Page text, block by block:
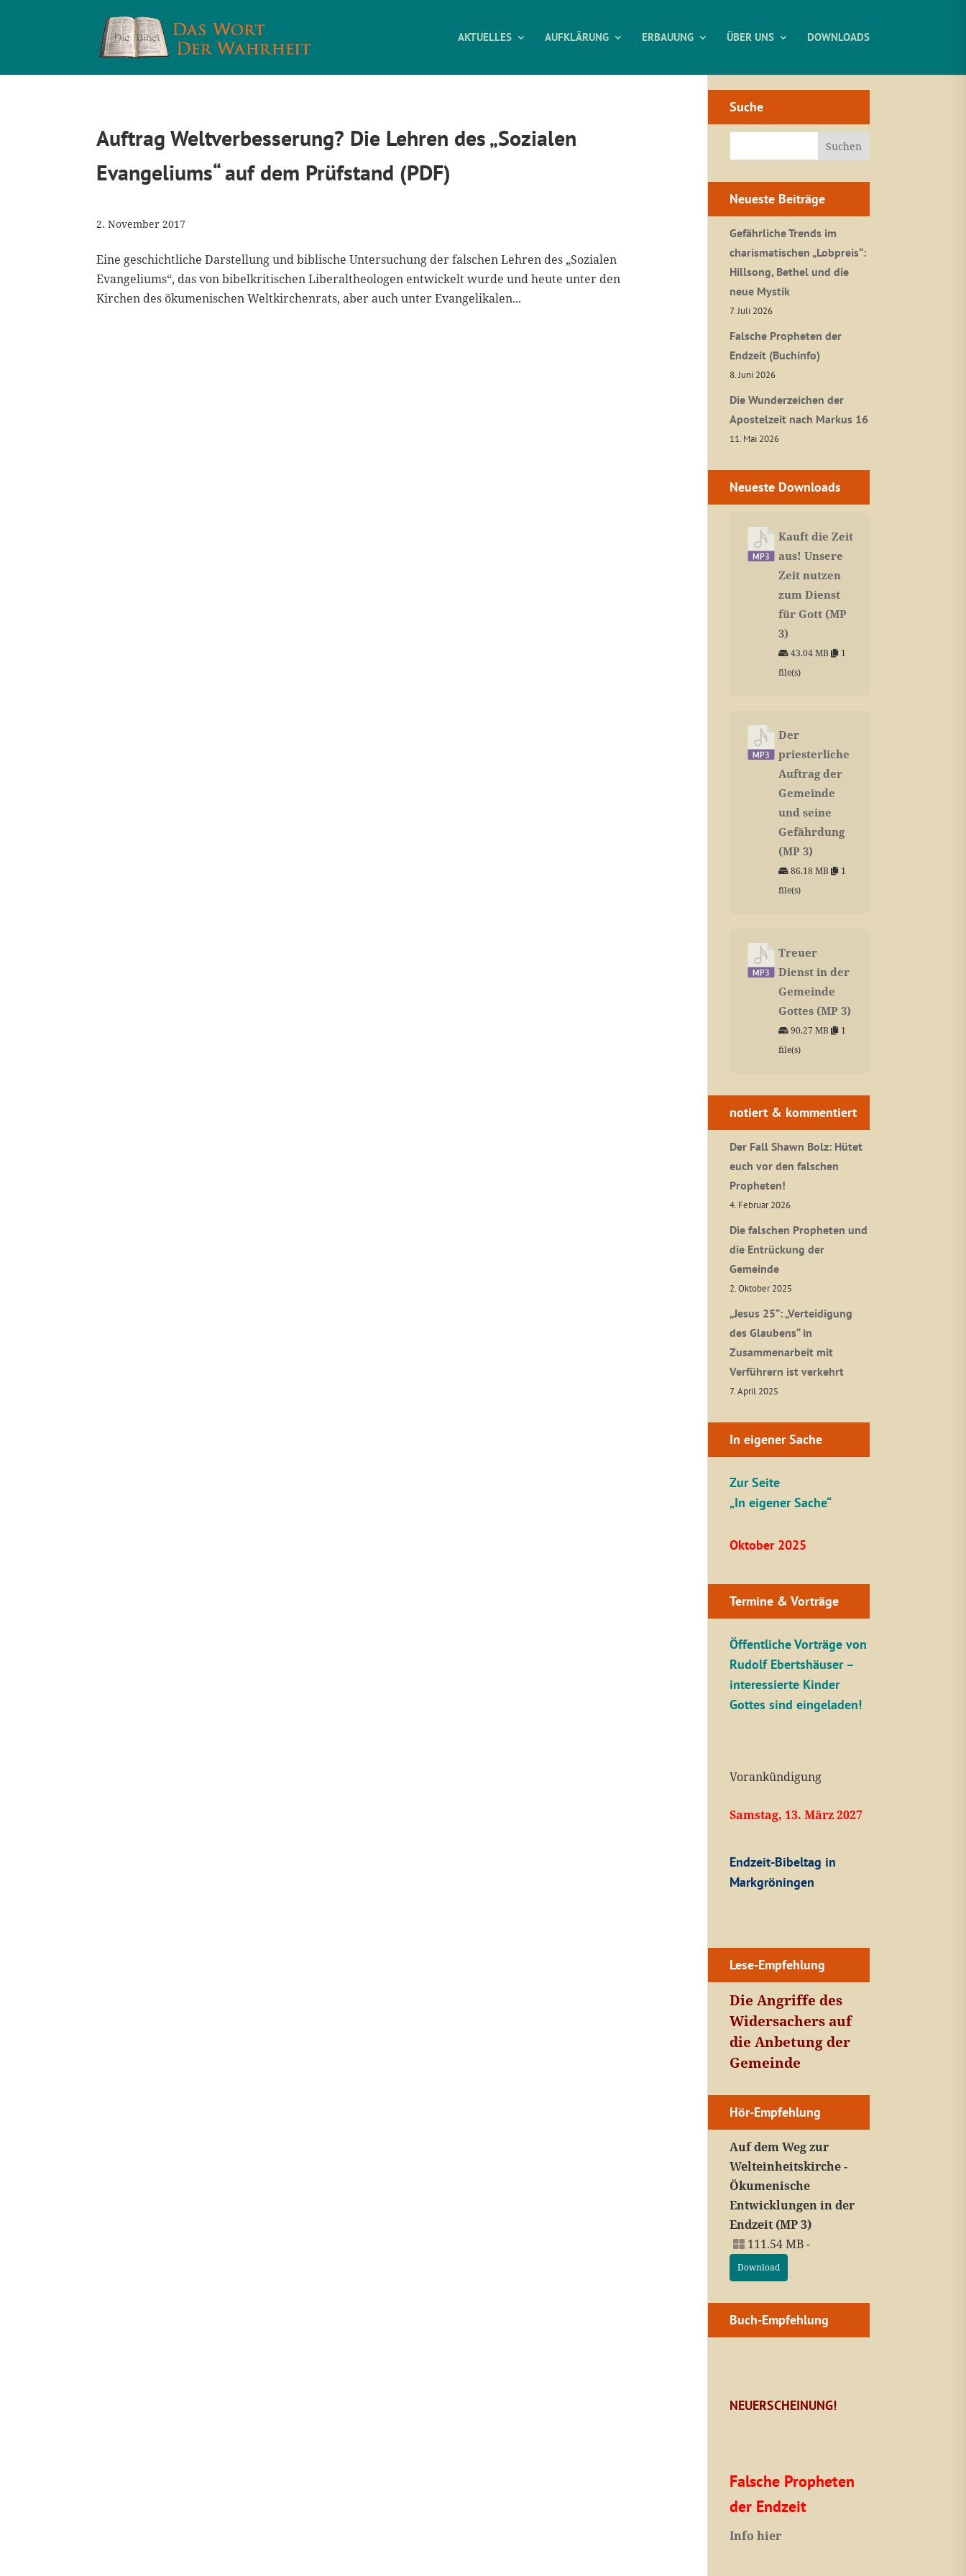
AKTUELLES AUFKLÄRUNG ERBAUUNG ÜBER UNS DOWNLOADS
Auftrag Weltverbesserung? Die Lehren des „Sozialen
Evangeliums“ auf dem Prüfstand (PDF)
2. November 2017
Eine geschichtliche Darstellung und biblische Untersuchung der falschen Lehren des „Sozialen
Evangeliums“, das von bibelkritischen Liberaltheologen entwickelt wurde und heute unter den
Kirchen des ökumenischen Weltkirchenrats, aber auch unter Evangelikalen...
Suche
Neueste Beiträge
Gefährliche Trends im
charismatischen „Lobpreis“:
Hillsong, Bethel und die
neue Mystik
7. Juli 2026
Falsche Propheten der
Endzeit (Buchinfo)
8. Juni 2026
Die Wunderzeichen der
Apostelzeit nach Markus 16
11. Mai 2026
Neueste Downloads
Kauft die Zeit
aus! Unsere
Zeit nutzen
zum Dienst
für Gott (MP
3)
43.04 MB
1
file(s)
Der
priesterliche
Auftrag der
Gemeinde
und seine
Gefährdung
(MP 3)
86.18 MB
1
file(s)
Treuer
Dienst in der
Gemeinde
Gottes (MP 3)
90.27 MB
1
file(s)
notiert & kommentiert
Der Fall Shawn Bolz: Hütet
euch vor den falschen
Propheten!
4. Februar 2026
Die falschen Propheten und
die Entrückung der
Gemeinde
2. Oktober 2025
„Jesus 25“: „Verteidigung
des Glaubens“ in
Zusammenarbeit mit
Verführern ist verkehrt
7. April 2025
In eigener Sache
Zur Seite
„In eigener Sache“
Oktober 2025
Termine & Vorträge
Öffentliche Vorträge von
Rudolf Ebertshäuser –
interessierte Kinder
Gottes sind eingeladen!
Vorankündigung
Samstag, 13. März 2027
Endzeit-Bibeltag in
Markgröningen
Lese-Empfehlung
Die Angriffe des
Widersachers auf
die Anbetung der
Gemeinde
Hör-Empfehlung
Auf dem Weg zur
Welteinheitskirche -
Ökumenische
Entwicklungen in der
Endzeit (MP 3)
111.54 MB -
Download
Buch-Empfehlung
NEUERSCHEINUNG!
Falsche Propheten
der Endzeit
Info hier